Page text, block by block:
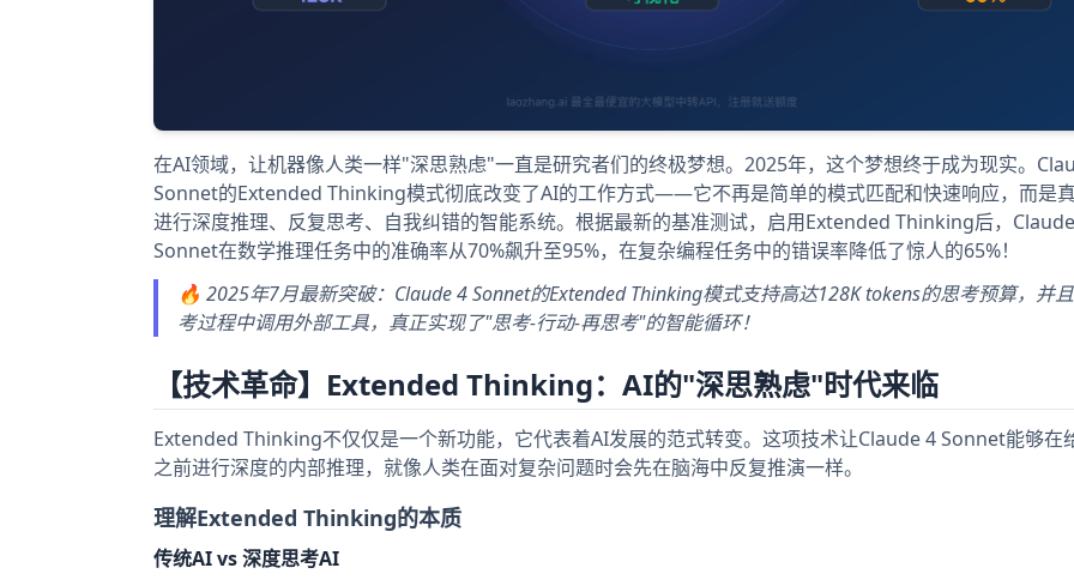
在AI领域，让机器像人类一样"深思熟虑"一直是研究者们的终极梦想。2025年，这个梦想终于成为现实。
Sonnet的Extended Thinking模式彻底改变了AI的工作方式——它不再是简单的模式匹配和快速响应，而是
进行深度推理、反复思考、自我纠错的智能系统。根据最新的基准测试，启用Extended Thinking后，
Sonnet在数学推理任务中的准确率从70%飙升至95%，在复杂编程任务中的错误率降低了惊人的65%！
🔥 2025年7月最新突破：Claude 4 Sonnet的Extended Thinking模式支持高达128K tokens的思考预算，并
考过程中调用外部工具，真正实现了"思考-行动-再思考"的智能循环！
【技术革命】Extended Thinking：AI的"深思熟虑"时代来临
Extended Thinking不仅仅是一个新功能，它代表着AI发展的范式转变。这项技术让Claude 4 Sonnet能够在
之前进行深度的内部推理，就像人类在面对复杂问题时会先在脑海中反复推演一样。
理解Extended Thinking的本质
传统AI vs 深度思考AI